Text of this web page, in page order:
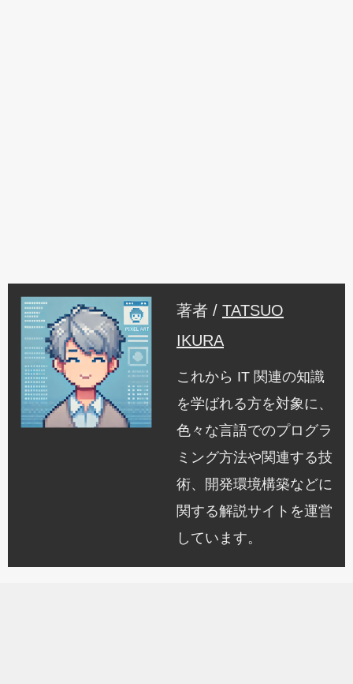
著者 / TATSUO
IKURA
これから IT 関連の知識
を学ばれる方を対象に、
色々な言語でのプログラ
ミング方法や関連する技
術、開発環境構築などに
関する解説サイトを運営
しています。